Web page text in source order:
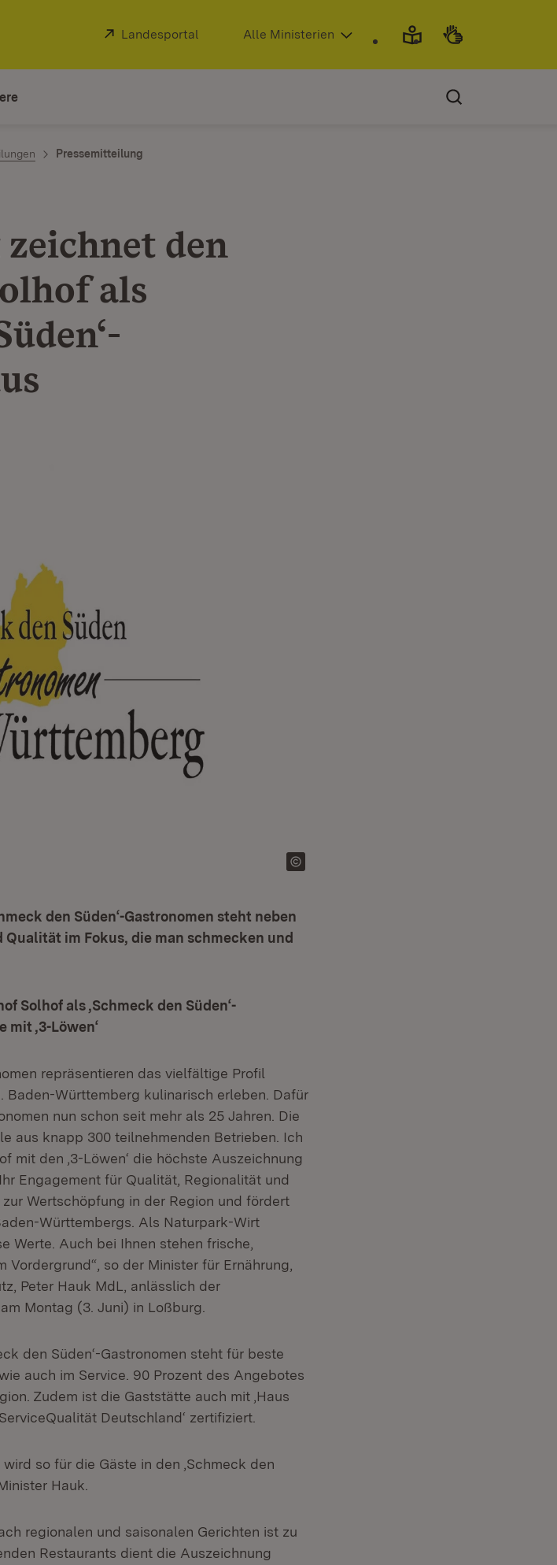
Extern:
Landesportal (Öffnet in neuem Fenster)
Alle Ministerien
Pressemitteilung
den
als
den Süden‘-Gastronomen steht neben
im Fokus, die man schmecken und
Solhof als ,Schmeck den Süden‘-
mit ,3-Löwen‘
repräsentieren das vielfältige Profil
Württemberg kulinarisch erleben. Dafür
nun schon seit mehr als 25 Jahren. Die
aus knapp 300 teilnehmenden Betrieben. Ich
mit den ,3-Löwen‘ die höchste Auszeichnung
Engagement für Qualität, Regionalität und
Wertschöpfung in der Region und fördert
Württembergs. Als Naturpark-Wirt
Werte. Auch bei Ihnen stehen frische,
so der Minister für Ernährung,
Peter Hauk MdL, anlässlich der
Montag (3. Juni) in Loßburg.
den Süden‘-Gastronomen steht für beste
auch im Service. 90 Prozent des Angebotes
Zudem ist die Gaststätte auch mit ,Haus
Deutschland‘ zertifiziert.
so für die Gäste in den ,Schmeck den
Hauk.
regionalen und saisonalen Gerichten ist zu
Restaurants dient die Auszeichnung